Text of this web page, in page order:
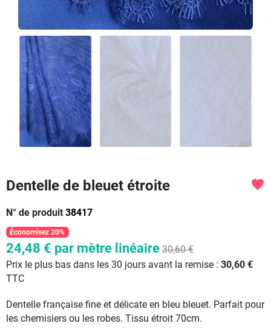
Dentelle de bleuet étroite
N° de produit 38417
favorite
Économisez 20%
24,48 € par mètre linéaire 30,60 €
Prix le plus bas dans les 30 jours avant la remise : 30,60 €
TTC
Dentelle française fine et délicate en bleu bleuet. Parfait pour
les chemisiers ou les robes. Tissu étroit 70cm.